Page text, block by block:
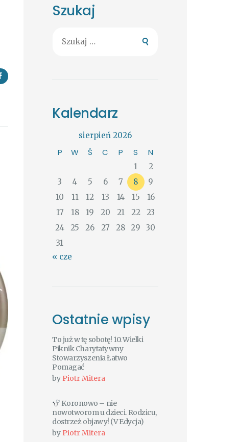
Szukaj
Kalendarz
sierpień 2026
P W Ś C P S N
1
2
3
4 5 6 7 8
9
10
11 12 13 14 15
16
17
18 19 20 21 22
23
24
25 26 27 28 29
30
31
« cze
Ostatnie wpisy
To już w tę sobotę! 10. Wielki
Piknik Charytatywny
Stowarzyszenia Łatwo
Pomagać
by Piotr Mitera
Koronowo – nie
nowotworom u dzieci. Rodzicu,
dostrzeż objawy! (V Edycja)
by Piotr Mitera